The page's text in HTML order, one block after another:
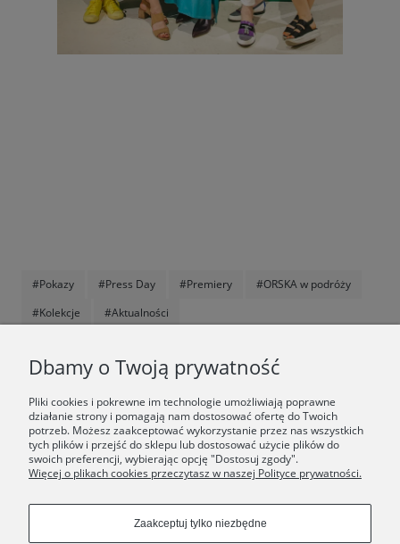
#Pokazy #Press Day #Premiery
#ORSKA w podróży
#Kolekcje
#Aktualności
ŚWIAT ORSKA
Dołącz do nas:
Copyrights © 2024 - ORSKA
Dbamy o Twoją prywatność
Pliki cookies i pokrewne im technologie umożliwiają poprawne
działanie strony i pomagają nam dostosować ofertę do Twoich
potrzeb. Możesz zaakceptować wykorzystanie przez nas wszystkich
tych plików i przejść do sklepu lub dostosować użycie plików do
swoich preferencji, wybierając opcję "Dostosuj zgody".
Więcej o plikach cookies przeczytasz w naszej Polityce prywatności.
Zaakceptuj tylko niezbędne